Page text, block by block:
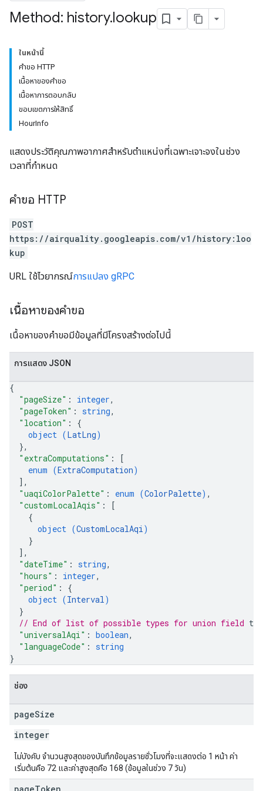
Method: history.lookup
ในหน้านี้
คำขอ HTTP
เนื้อหาของคำขอ
เนื้อหาการตอบกลับ
ขอบเขตการให้สิทธิ์
HourInfo
แสดงประวัติคุณภาพอากาศสำหรับตำแหน่งที่เฉพาะเจาะจงในช่วง
เวลาที่กำหนด
คำขอ HTTP
POST
https://airquality.googleapis.com/v1/history:loo
kup
URL ใช้ไวยากรณ์การแปลง gRPC
เนื้อหาของคำขอ
เนื้อหาของคำขอมีข้อมูลที่มีโครงสร้างต่อไปนี้
การแสดง JSON
{
"pageSize" : integer,
"pageToken" : string,
"location" : {
object (LatLng)
},
"extraComputations" :
[
enum (ExtraComputation)
] ,
"uaqiColorPalette" : enum (ColorPalette) ,
"customLocalAqis" :
[
{
object (CustomLocalAqi)
}
] ,
"dateTime" : string,
"hours" : integer,
"period" : {
object (Interval)
}
// End of list of possible types for union field
"universalAqi" : boolean,
"languageCode" : string
}
ช่อง
pageSize
integer
ไม่บังคับ จำนวนสูงสุดของบันทึกข้อมูลรายชั่วโมงที่จะแสดงต่อ 1 หน้า ค่า
เริ่มต้นคือ 72 และค่าสูงสุดคือ 168 (ข้อมูลในช่วง 7 วัน)